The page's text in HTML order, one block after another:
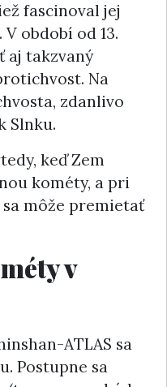
fascinoval jej
období od 13.
aj takzvaný
Na
zdanlivo
Slnku.
keď Zem
kométy, a pri
môže premietať
v
ATLAS sa
Postupne sa